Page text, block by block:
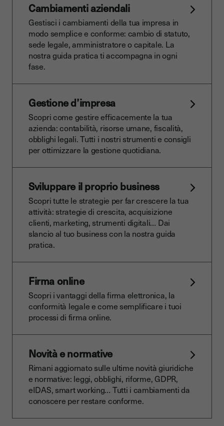
Cambiamenti aziendali
Gestisci i cambiamenti della tua impresa in
modo semplice e conforme: cambio di statuto,
sede legale, amministratore o capitale. La
nostra guida pratica ti accompagna in ogni
fase.
Gestione d’impresa
Scopri come gestire efficacemente la tua
azienda: contabilità, risorse umane, fiscalità,
obblighi legali. Tutti i nostri strumenti e consigli
per ottimizzare la gestione quotidiana.
Sviluppare il proprio business
Scopri tutte le strategie per far crescere la tua
attività: strategie di crescita, acquisizione
clienti, marketing, strumenti digitali… Dai
slancio al tuo business con la nostra guida
pratica.
Firma online
Scopri i vantaggi della firma elettronica, la
conformità legale e come semplificare i tuoi
processi di firma online.
Novità e normative
Rimani aggiornato sulle ultime novità giuridiche
e normative: leggi, obblighi, riforme, GDPR,
eIDAS, smart working… Tutti i cambiamenti da
conoscere per restare conforme.